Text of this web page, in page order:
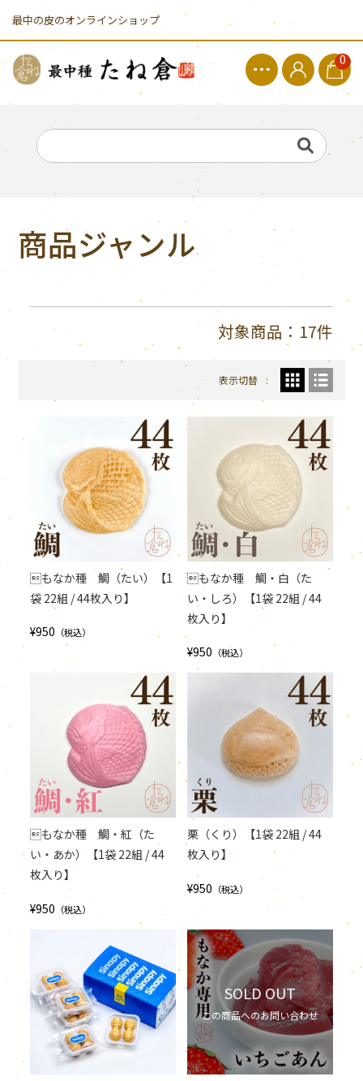
最中の皮のオンラインショップ
0
商品ジャンル
対象商品：17件
表示切替
もなか種 鯛（たい）【1
袋 22組 / 44枚入り】
¥950 （税込）
もなか種 鯛・白（た
い・しろ）【1袋 22組 / 44
枚入り】
¥950 （税込）
もなか種 鯛・紅（た
い・あか）【1袋 22組 / 44
枚入り】
¥950 （税込）
栗（くり）【1袋 22組 / 44
枚入り】
¥950 （税込）
SOLD OUT
この商品へのお問い合わせ